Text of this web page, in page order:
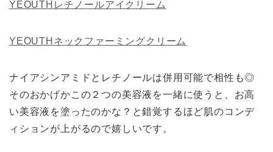
YEOUTHレチノールアイクリーム
YEOUTHネックファーミングクリーム
ナイアシンアミドとレチノールは併用可能で相性も◎
そのおかげかこの２つの美容液を一緒に使うと、お高
い美容液を塗ったのかな？と錯覚するほど肌のコンデ
ィションが上がるので嬉しいです。